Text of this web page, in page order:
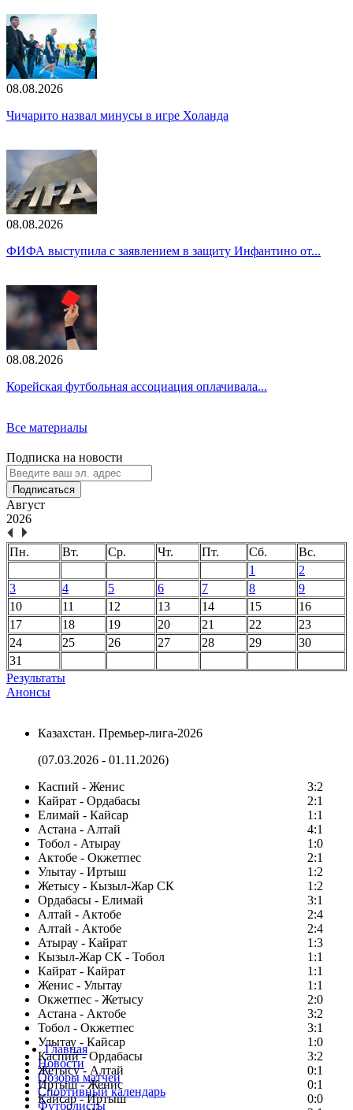
08.08.2026
Чичарито назвал минусы в игре Холанда
08.08.2026
ФИФА выступила с заявлением в защиту Инфантино от...
08.08.2026
Корейская футбольная ассоциация оплачивала...
Все материалы
Подписка на новости
Подписаться
Август
2026
Пн. Вт. Ср. Чт. Пт. Сб.
Вс.
1
2
3
4 5 6 7 8
9
10
11 12 13 14 15
16
17
18 19 20 21 22
23
24
25 26 27 28 29
30
31
Результаты
Анонсы
Казахстан. Премьер-лига-2026
(07.03.2026 - 01.11.2026)
Каспий - Женис
3:2
Кайрат - Ордабасы
2:1
Елимай - Кайсар
1:1
Астана - Алтай
4:1
Тобол - Атырау
1:0
Актобе - Окжетпес
2:1
Улытау - Иртыш
1:2
Жетысу - Кызыл-Жар СК
1:2
Ордабасы - Елимай
3:1
Алтай - Актобе
2:4
Алтай - Актобе
2:4
Атырау - Кайрат
1:3
Кызыл-Жар СК - Тобол
1:1
Кайрат - Кайрат
1:1
Женис - Улытау
1:1
Окжетпес - Жетысу
2:0
Астана - Актобе
3:2
Тобол - Окжетпес
3:1
Улытау - Кайсар
1:0
Каспий - Ордабасы
3:2
Жетысу - Алтай
0:1
Иртыш - Женис
0:1
Кайсар - Иртыш
0:0
Главная
Новости
Обзоры матчей
Спортивный календарь
Футболисты